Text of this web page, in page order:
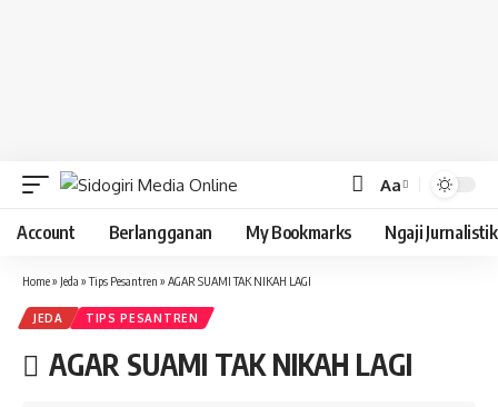
Font
Resizer
Aa
Account Berlangganan My Bookmarks Ngaji Jurnalistik
Home» Jeda »Tips Pesantren » AGAR SUAMI TAK NIKAH LAGI
JEDA TIPS PESANTREN
AGAR SUAMI TAK NIKAH LAGI